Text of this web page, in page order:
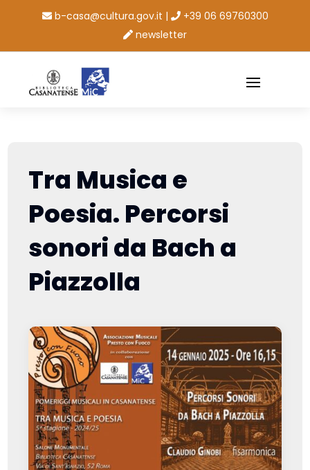
b-casa@cultura.gov.it |
+39 06 69760300
newsletter
Tra Musica e
Poesia. Percorsi
sonori da Bach a
Piazzolla